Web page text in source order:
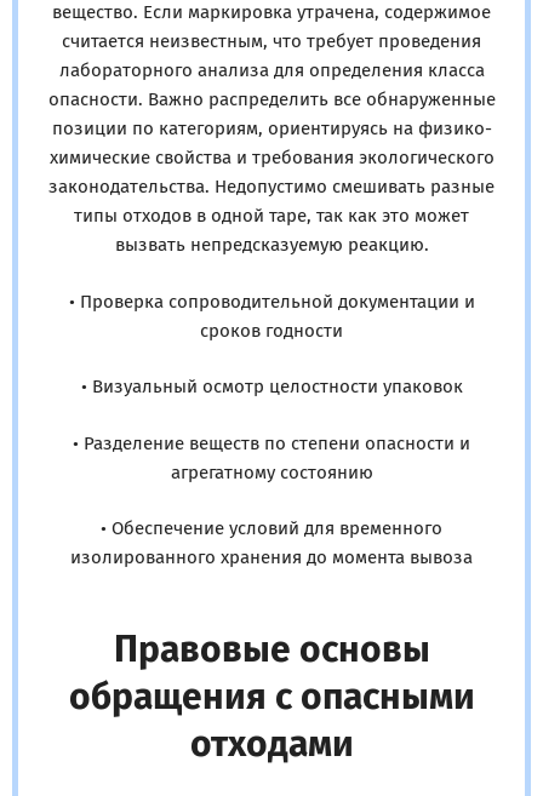
вещество. Если маркировка утрачена, содержимое
считается неизвестным, что требует проведения
лабораторного анализа для определения класса
опасности. Важно распределить все обнаруженные
позиции по категориям, ориентируясь на физико-
химические свойства и требования экологического
законодательства. Недопустимо смешивать разные
типы отходов в одной таре, так как это может
вызвать непредсказуемую реакцию.
• Проверка сопроводительной документации и
сроков годности
• Визуальный осмотр целостности упаковок
• Разделение веществ по степени опасности и
агрегатному состоянию
• Обеспечение условий для временного
изолированного хранения до момента вывоза
Правовые основы
обращения с опасными
отходами